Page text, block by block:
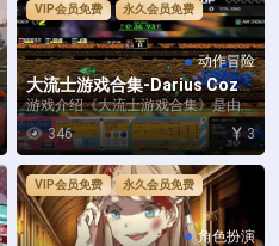
VIP会员免费 永久会员免费
动作冒险
大流士游戏合集-Darius Cozm
ic Collection Arcade
游戏介绍《大流士游戏合集》是由T
AITO CORP.开发制作发行的一款动
作游戏，...
346 3
VIP会员免费 永久会员免费
角色扮演